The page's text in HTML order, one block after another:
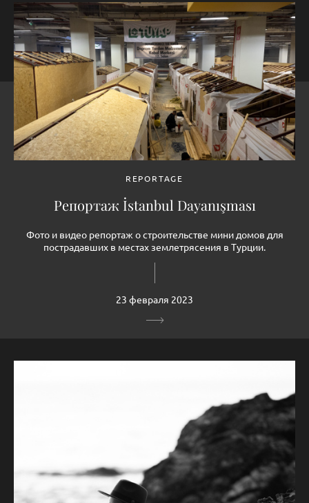
REPORTAGE
Репортаж İstanbul Dayanışması
Фото и видео репортаж о строительстве мини домов для
пострадавших в местах землетрясения в Турции.
23 февраля 2023